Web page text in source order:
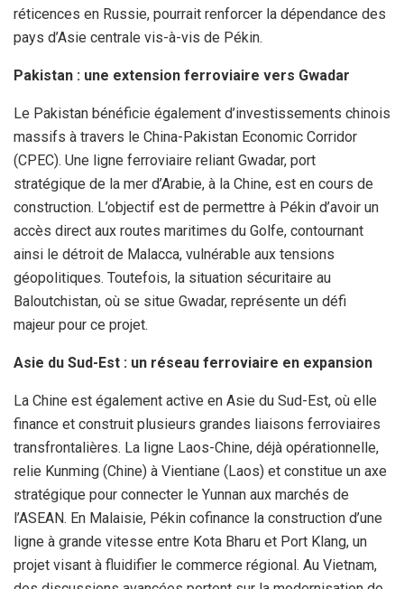
réticences en Russie, pourrait renforcer la dépendance des
pays d’Asie centrale vis-à-vis de Pékin.
Pakistan : une extension ferroviaire vers Gwadar
Le Pakistan bénéficie également d’investissements chinois
massifs à travers le China-Pakistan Economic Corridor
(CPEC). Une ligne ferroviaire reliant Gwadar, port
stratégique de la mer d’Arabie, à la Chine, est en cours de
construction. L’objectif est de permettre à Pékin d’avoir un
accès direct aux routes maritimes du Golfe, contournant
ainsi le détroit de Malacca, vulnérable aux tensions
géopolitiques. Toutefois, la situation sécuritaire au
Baloutchistan, où se situe Gwadar, représente un défi
majeur pour ce projet.
Asie du Sud-Est : un réseau ferroviaire en expansion
La Chine est également active en Asie du Sud-Est, où elle
finance et construit plusieurs grandes liaisons ferroviaires
transfrontalières. La ligne Laos-Chine, déjà opérationnelle,
relie Kunming (Chine) à Vientiane (Laos) et constitue un axe
stratégique pour connecter le Yunnan aux marchés de
l’ASEAN. En Malaisie, Pékin cofinance la construction d’une
ligne à grande vitesse entre Kota Bharu et Port Klang, un
projet visant à fluidifier le commerce régional. Au Vietnam,